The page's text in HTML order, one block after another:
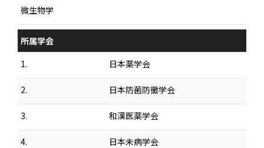
微生物学
所属学会
1.
日本薬学会
2. 日本防菌防黴学会
3. 和漢医薬学会
4. 日本未病学会